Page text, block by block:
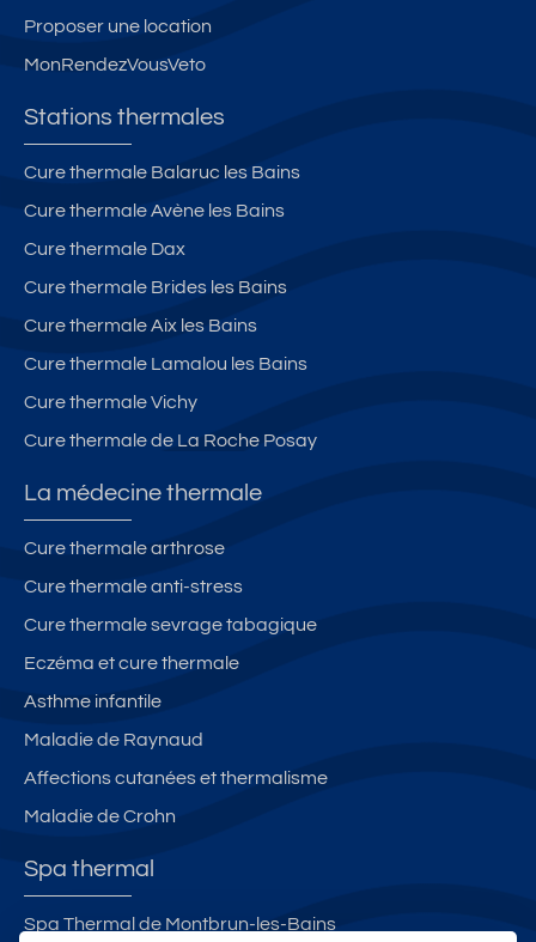
Proposer une location
MonRendezVousVeto
Stations thermales
Cure thermale Balaruc les Bains
Cure thermale Avène les Bains
Cure thermale Dax
Cure thermale Brides les Bains
Cure thermale Aix les Bains
Cure thermale Lamalou les Bains
Cure thermale Vichy
Cure thermale de La Roche Posay
La médecine thermale
Cure thermale arthrose
Cure thermale anti-stress
Cure thermale sevrage tabagique
Eczéma et cure thermale
Asthme infantile
Maladie de Raynaud
Affections cutanées et thermalisme
Maladie de Crohn
Spa thermal
Spa Thermal de Montbrun-les-Bains